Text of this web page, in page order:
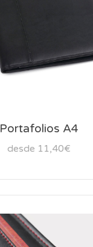
Portafolios A4
desde 11,40€